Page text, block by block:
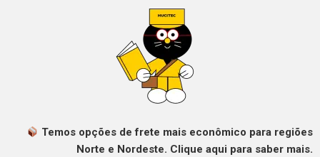
Temos opções de frete mais econômico para regiões
Norte e Nordeste. Clique aqui para saber mais.